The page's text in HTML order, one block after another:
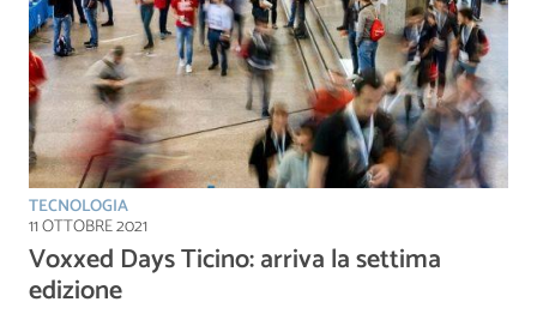
TECNOLOGIA
11 OTTOBRE 2021
Voxxed Days Ticino: arriva la settima
edizione